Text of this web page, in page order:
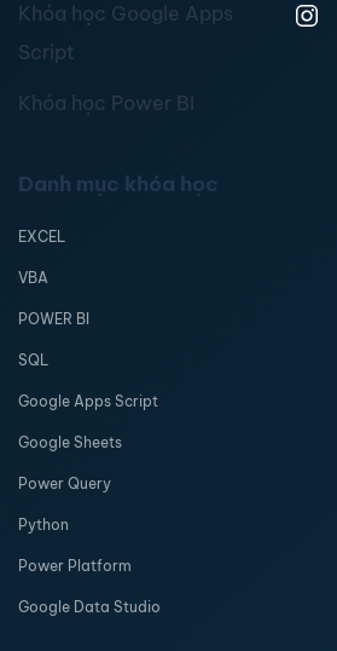
Khóa học Google Apps
Script
Khóa học Power BI
Danh mục khóa học
EXCEL
VBA
POWER BI
SQL
Google Apps Script
Google Sheets
Power Query
Python
Power Platform
Google Data Studio